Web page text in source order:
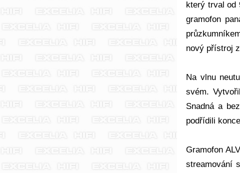
který trval od
gramofon
nový přístroj
Na vlnu
svém.
Snadná a
podřídili
Gramofon
streamování